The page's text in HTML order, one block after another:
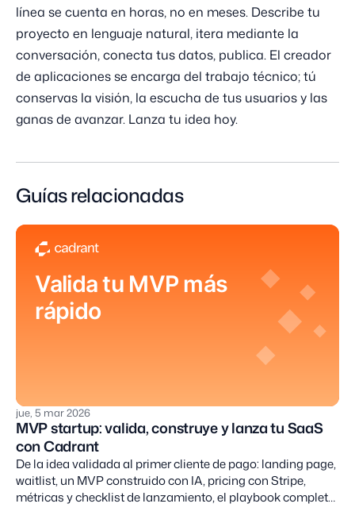
línea se cuenta en horas, no en meses. Describe tu
proyecto en lenguaje natural, itera mediante la
conversación, conecta tus datos, publica. El creador
de aplicaciones se encarga del trabajo técnico; tú
conservas la visión, la escucha de tus usuarios y las
ganas de avanzar. Lanza tu idea hoy.
Guías relacionadas
Valida tu MVP más
rápido
jue, 5 mar 2026
MVP startup: valida, construye y lanza tu SaaS
con Cadrant
De la idea validada al primer cliente de pago: landing page,
waitlist, un MVP construido con IA, pricing con Stripe,
métricas y checklist de lanzamiento, el playbook completo